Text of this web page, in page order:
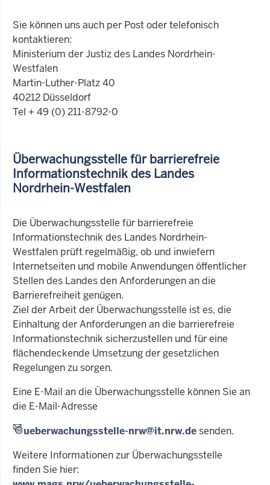
Sie können uns auch per Post oder telefonisch
kontaktieren:
Ministerium der Justiz des Landes Nordrhein-
Westfalen
Martin-Luther-Platz 40
40212 Düsseldorf
Tel + 49 (0) 211-8792-0
Überwachungsstelle für barrierefreie
Informationstechnik des Landes
Nordrhein-Westfalen
Die Überwachungsstelle für barrierefreie
Informationstechnik des Landes Nordrhein-
Westfalen prüft regelmäßig, ob und inwiefern
Internetseiten und mobile Anwendungen öffentlicher
Stellen des Landes den Anforderungen an die
Barrierefreiheit genügen.
Ziel der Arbeit der Überwachungsstelle ist es, die
Einhaltung der Anforderungen an die barrierefreie
Informationstechnik sicherzustellen und für eine
flächendeckende Umsetzung der gesetzlichen
Regelungen zu sorgen.
Eine E-Mail an die Überwachungsstelle können Sie an
die E-Mail-Adresse
ueberwachungsstelle-nrw@it.nrw.desenden.
Weitere Informationen zur Überwachungsstelle
finden Sie hier: